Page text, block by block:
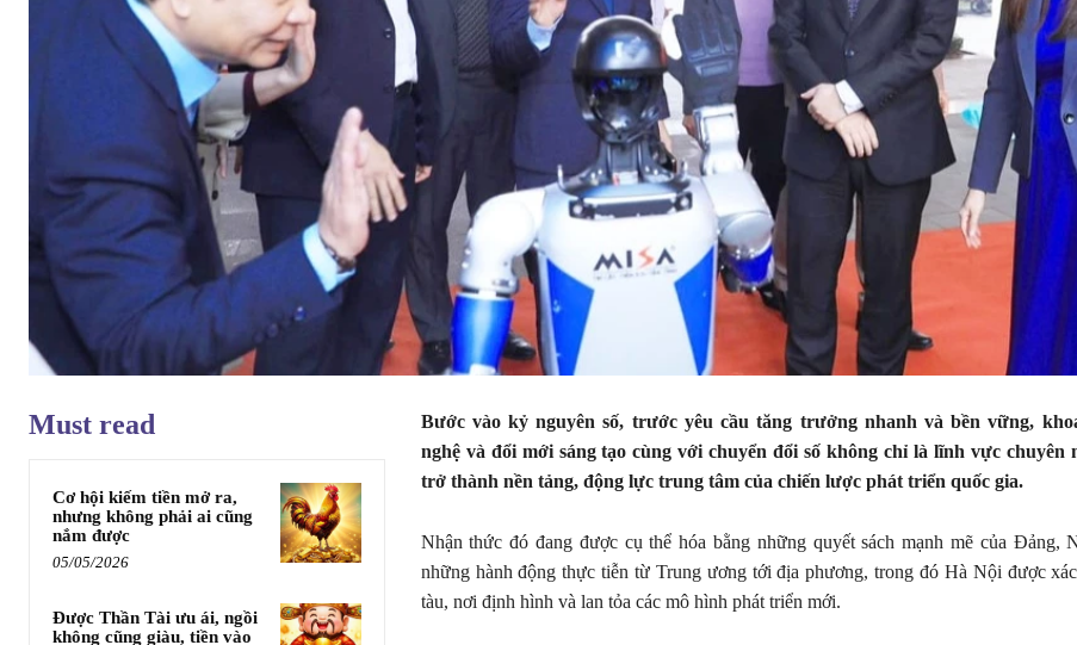
Must read
Cơ hội kiếm tiền mở ra,
nhưng không phải ai cũng
nắm được
05/05/2026
Được Thần Tài ưu ái, ngồi
không cũng giàu, tiền vào
Bước vào kỷ nguyên số, trước yêu cầu tăng trưởng nhanh và bền vững,
nghệ và đổi mới sáng tạo cùng với chuyển đổi số không chỉ là lĩnh vực chuyên
trở thành nền tảng, động lực trung tâm của chiến lược phát triển quốc gia.
Nhận thức đó đang được cụ thể hóa bằng những quyết sách mạnh mẽ của Đảng,
những hành động thực tiễn từ Trung ương tới địa phương, trong đó Hà Nội được
tàu, nơi định hình và lan tỏa các mô hình phát triển mới.